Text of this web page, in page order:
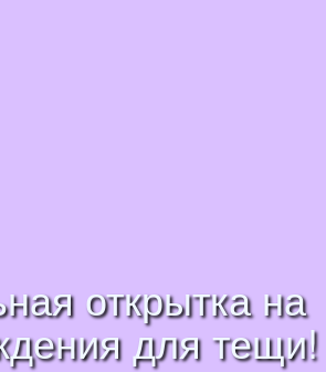
открытка на
для тещи!